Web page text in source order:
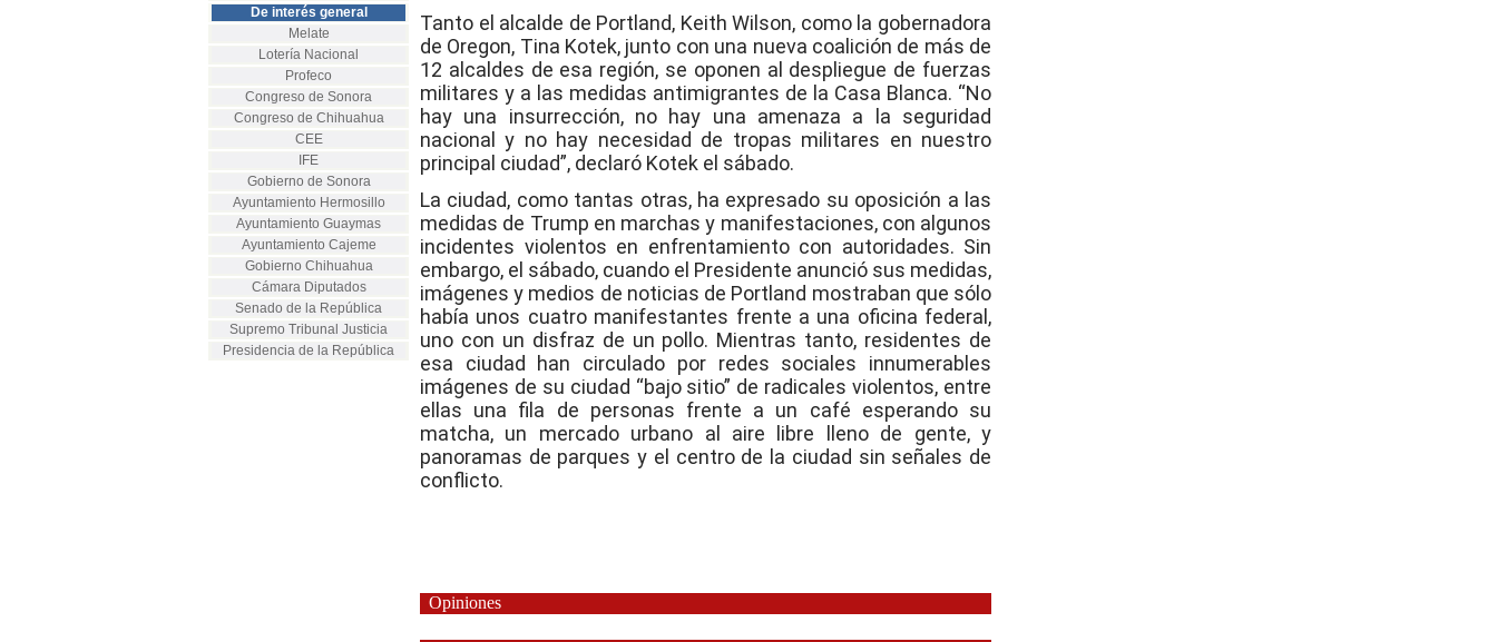
De interés general
Melate
Lotería Nacional
Profeco
Congreso de Sonora
Congreso de Chihuahua
CEE
IFE
Gobierno de Sonora
Ayuntamiento Hermosillo
Ayuntamiento Guaymas
Ayuntamiento Cajeme
Gobierno Chihuahua
Cámara Diputados
Senado de la República
Supremo Tribunal Justicia
Presidencia de la República
Tanto el alcalde de Portland, Keith Wilson, como la gobernadora
de Oregon, Tina Kotek, junto con una nueva coalición de más de
12 alcaldes de esa región, se oponen al despliegue de fuerzas
militares y a las medidas antimigrantes de la Casa Blanca. “No
hay una insurrección, no hay una amenaza a la seguridad
nacional y no hay necesidad de tropas militares en nuestro
principal ciudad”, declaró Kotek el sábado.
La ciudad, como tantas otras, ha expresado su oposición a las
medidas de Trump en marchas y manifestaciones, con algunos
incidentes violentos en enfrentamiento con autoridades. Sin
embargo, el sábado, cuando el Presidente anunció sus medidas,
imágenes y medios de noticias de Portland mostraban que sólo
había unos cuatro manifestantes frente a una oficina federal,
uno con un disfraz de un pollo. Mientras tanto, residentes de
esa ciudad han circulado por redes sociales innumerables
imágenes de su ciudad “bajo sitio” de radicales violentos, entre
ellas una fila de personas frente a un café esperando su
matcha, un mercado urbano al aire libre lleno de gente, y
panoramas de parques y el centro de la ciudad sin señales de
conflicto.
Opiniones